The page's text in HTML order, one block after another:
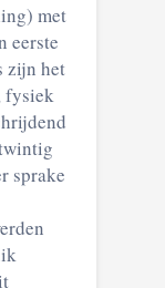
met
eerste
zijn het
fysiek
sprake